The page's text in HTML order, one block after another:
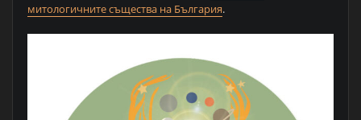
митологичните същества на България.